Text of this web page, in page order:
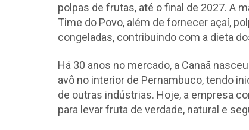
polpas de frutas, até o final de 2027. A
Time do Povo, além de fornecer açaí,
congeladas, contribuindo com a dieta
Há 30 anos no mercado, a Canaã
avô no interior de Pernambuco, tendo
de outras indústrias. Hoje, a empresa
para levar fruta de verdade, natural e